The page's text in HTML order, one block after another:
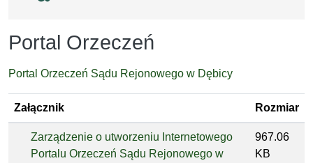
Portal Orzeczeń
Portal Orzeczeń Sądu Rejonowego w Dębicy
Załącznik Rozmiar
Zarządzenie o utworzeniu Internetowego
Portalu Orzeczeń Sądu Rejonowego w
967.06
KB